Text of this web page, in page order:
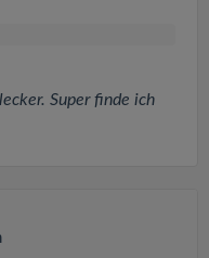
Super finde ich